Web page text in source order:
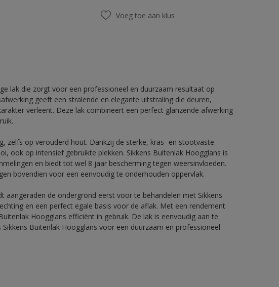
Voeg toe aan klus
lak die zorgt voor een professioneel en duurzaam resultaat op
geeft een stralende en elegante uitstraling die deuren,
verleent. Deze lak combineert een perfect glanzende afwerking
zelfs op verouderd hout. Dankzij de sterke, kras- en stootvaste
ook op intensief gebruikte plekken. Sikkens Buitenlak Hoogglans is
en biedt tot wel 8 jaar bescherming tegen weersinvloeden.
bovendien voor een eenvoudig te onderhouden oppervlak.
de ondergrond eerst voor te behandelen met Sikkens
en een perfect egale basis voor de aflak. Met een rendement
Hoogglans efficiënt in gebruik. De lak is eenvoudig aan te
Buitenlak Hoogglans voor een duurzaam en professioneel